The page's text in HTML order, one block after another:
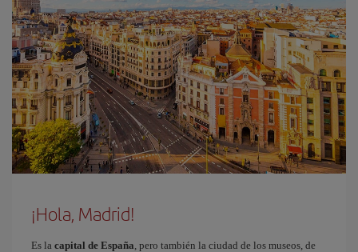
¡Hola, Madrid!
Es la capital de España, pero también la ciudad de los museos, de